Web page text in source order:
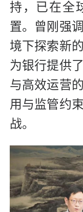
持，已在全
置。曾刚强
境下探索新
为银行提供
与高效运营
用与监管约
战。